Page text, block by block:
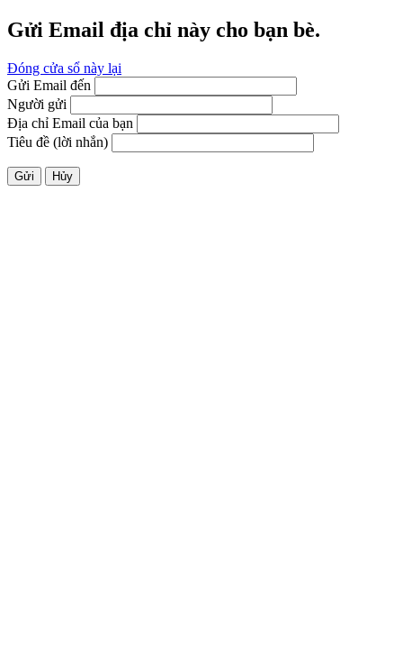
Gửi Email địa chỉ này cho bạn bè.
Đóng cửa sổ này lại
Gửi Email đến
Người gửi
Địa chỉ Email của bạn
Tiêu đề (lời nhắn)
Gửi Hủy